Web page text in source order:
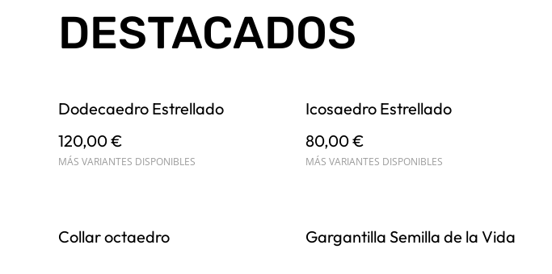
DESTACADOS
Dodecaedro Estrellado
120,00 €
MÁS VARIANTES DISPONIBLES
Icosaedro Estrellado
80,00 €
MÁS VARIANTES DISPONIBLES
Collar octaedro Gargantilla Semilla de la Vida